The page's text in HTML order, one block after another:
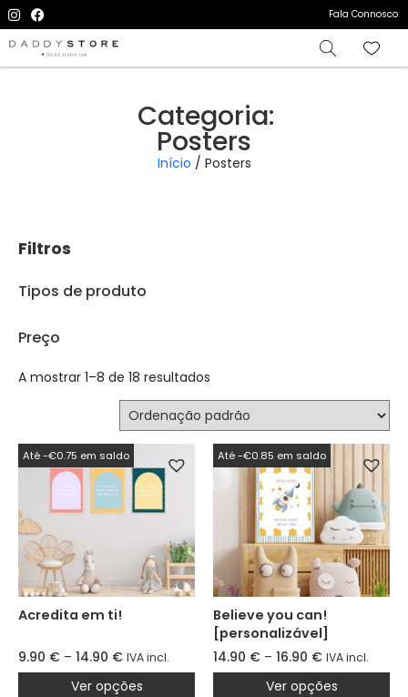
Fala Connosco
Categoria:
Posters
Início / Posters
Filtros
Tipos de produto
Preço
A mostrar 1–8 de 18 resultados
Acredita em ti!
9.90 € – 14.90 € IVA incl.
Até -€0.75 em saldo
Ver opções
Believe you can!
[personalizável]
14.90 € – 16.90 € IVA incl.
Até -€0.85 em saldo
Ver opções